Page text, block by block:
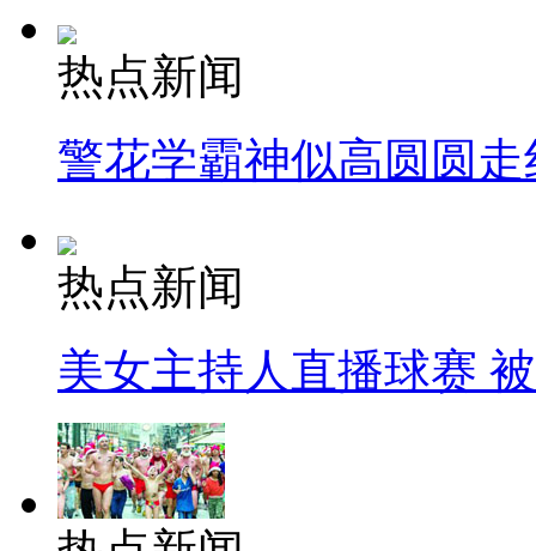
热点新闻
警花学霸神似高圆圆走
热点新闻
美女主持人直播球赛